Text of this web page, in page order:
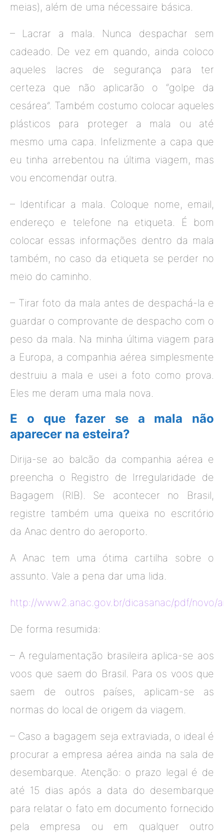
meias), além de uma nécessaire básica.
– Lacrar a mala. Nunca despachar sem
cadeado. De vez em quando, ainda coloco
aqueles lacres de segurança para ter
certeza que não aplicarão o “golpe da
cesárea”. Também costumo colocar aqueles
plásticos para proteger a mala ou até
mesmo uma capa. Infelizmente a capa que
eu tinha arrebentou na última viagem, mas
vou encomendar outra.
– Identificar a mala. Coloque nome, email,
endereço e telefone na etiqueta. É bom
colocar essas informações dentro da mala
também, no caso da etiqueta se perder no
meio do caminho.
– Tirar foto da mala antes de despachá-la e
guardar o comprovante de despacho com o
peso da mala. Na minha última viagem para
a Europa, a companhia aérea simplesmente
destruiu a mala e usei a foto como prova.
Eles me deram uma mala nova.
E o que fazer se a mala não
aparecer na esteira?
Dirija-se ao balcão da companhia aérea e
preencha o Registro de Irregularidade de
Bagagem (RIB). Se acontecer no Brasil,
registre também uma queixa no escritório
da Anac dentro do aeroporto.
A Anac tem uma ótima cartilha sobre o
assunto. Vale a pena dar uma lida.
http://www2.anac.gov.br/dicasanac/pdf/novo/
De forma resumida:
– A regulamentação brasileira aplica-se aos
voos que saem do Brasil. Para os voos que
saem de outros países, aplicam-se as
normas do local de origem da viagem.
– Caso a bagagem seja extraviada, o ideal é
procurar a empresa aérea ainda na sala de
desembarque. Atenção: o prazo legal é de
até 15 dias após a data do desembarque
para relatar o fato em documento fornecido
pela empresa ou em qualquer outro